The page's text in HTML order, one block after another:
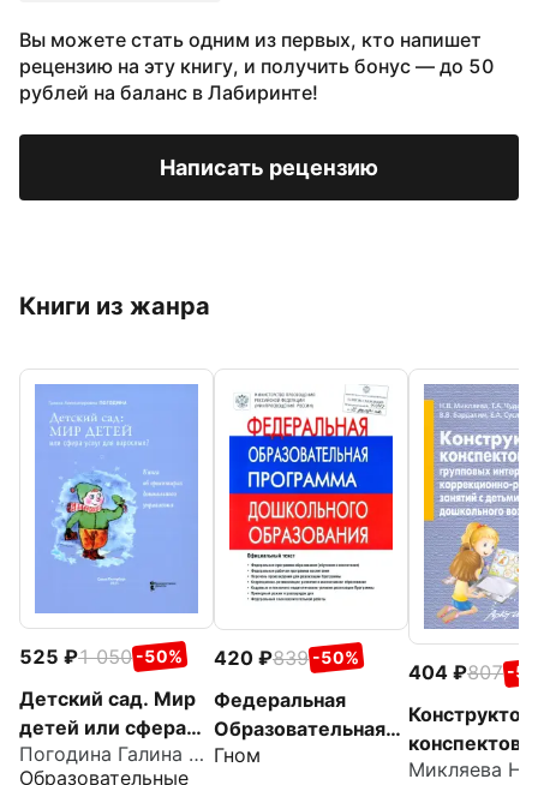
Вы можете стать одним из первых, кто напишет
рецензию на эту книгу, и получить бонус — до 50
рублей на баланс в Лабиринте!
Написать рецензию
Книги из жанра
525 1 050 -50%
Детский сад. Мир
детей или сфера
услуг для
Погодина Галина Александровна
Образовательные
420 839 -50%
Федеральная
Образовательная
Программа
Гном
404 807 -
Конструктор
конспектов